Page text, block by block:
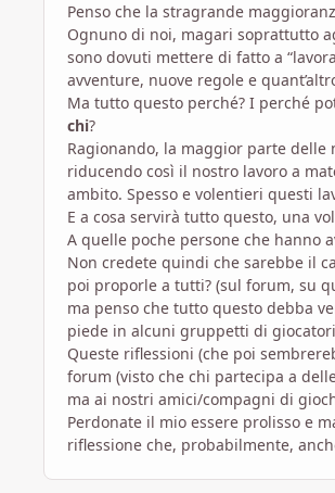
Penso che la stragrande
Ognuno di noi, magari soprattutto
sono dovuti mettere di fatto a
avventure, nuove regole e
Ma tutto questo perché? I perché
chi?
Ragionando, la maggior parte
riducendo così il nostro lavoro a
ambito. Spesso e volentieri questi
E a cosa servirà tutto questo, una
A quelle poche persone che hanno
Non credete quindi che sarebbe il
poi proporle a tutti? (sul forum, su
ma penso che tutto questo debba
piede in alcuni gruppetti di
Queste riflessioni (che poi
forum (visto che chi partecipa a
ma ai nostri amici/compagni di
Perdonate il mio essere prolisso e
riflessione che, probabilmente,